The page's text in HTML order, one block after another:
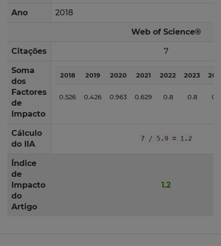
Ano 2018
Web of Science®
Citações 7
Soma
dos
Factores
de
Impacto
2018 2019 2020 2021 2022 2023
0.526 0.426 0.963 0.629 0.8 0.8 0.9
Cálculo
do IIA
7 / 5.9 = 1.2
Índice
de
Impacto
do
Artigo
1.2